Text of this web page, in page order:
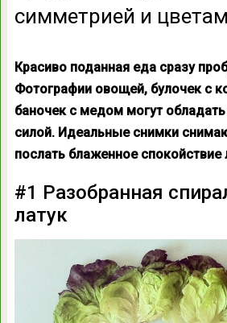
симметрией и
Красиво поданная еда сразу
Фотографии овощей, булочек с
баночек с медом могут обладать
силой. Идеальные снимки
послать блаженное
#1 Разобранная
латук